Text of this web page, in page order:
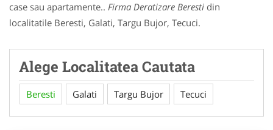
case sau apartamente.. Firma Deratizare Beresti din
localitatile Beresti, Galati, Targu Bujor, Tecuci.
Alege Localitatea Cautata
Beresti Galati Targu Bujor Tecuci